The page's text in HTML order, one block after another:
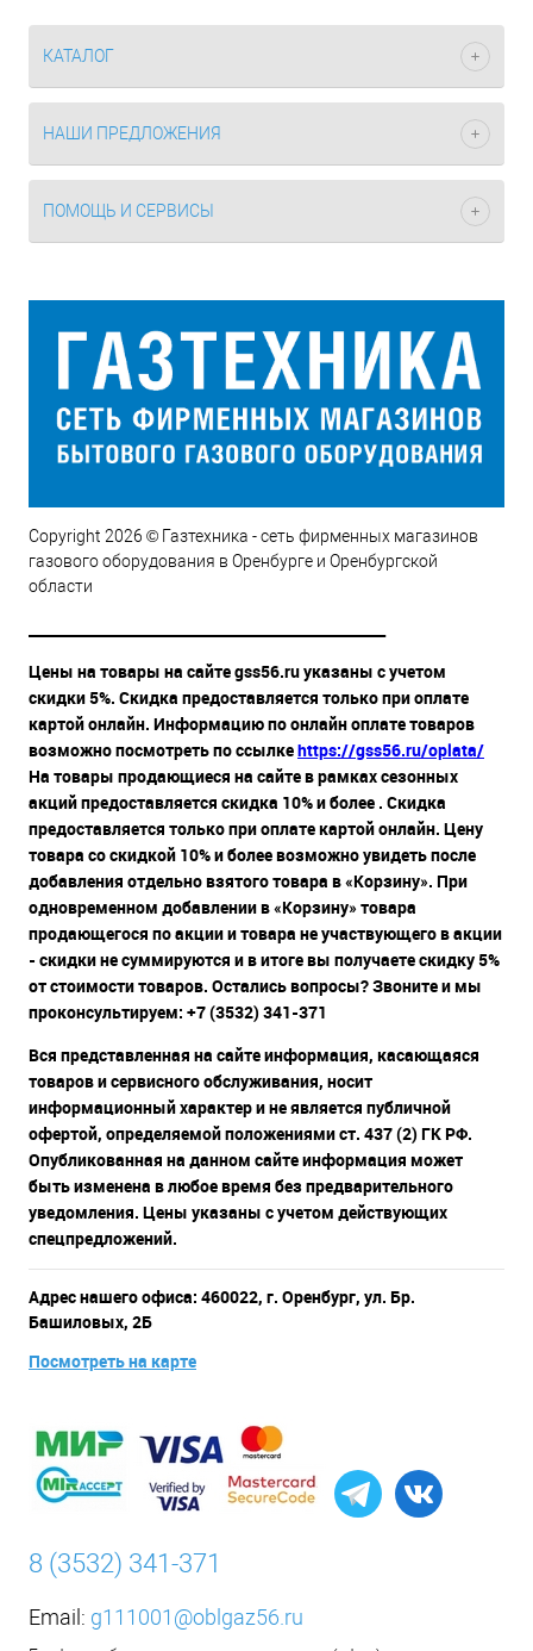
КАТАЛОГ
НАШИ ПРЕДЛОЖЕНИЯ
ПОМОЩЬ И СЕРВИСЫ
Copyright 2026 © Газтехника - сеть фирменных магазинов
газового оборудования в Оренбурге и Оренбургской
области
Цены на товары на сайте gss56.ru указаны с учетом
скидки 5%. Скидка предоставляется только при оплате
картой онлайн. Информацию по онлайн оплате товаров
возможно посмотреть по ссылкеhttps://gss56.ru/oplata/
На товары продающиеся на сайте в рамках сезонных
акций предоставляется скидка 10% и более . Скидка
предоставляется только при оплате картой онлайн. Цену
товара со скидкой 10% и более возможно увидеть после
добавления отдельно взятого товара в «Корзину». При
одновременном добавлении в «Корзину» товара
продающегося по акции и товара не участвующего в акции
- скидки не суммируются и в итоге вы получаете скидку 5%
от стоимости товаров. Остались вопросы? Звоните и мы
проконсультируем: +7 (3532) 341-371
Вся представленная на сайте информация, касающаяся
товаров и сервисного обслуживания, носит
информационный характер и не является публичной
офертой, определяемой положениями ст. 437 (2) ГК РФ.
Опубликованная на данном сайте информация может
быть изменена в любое время без предварительного
уведомления. Цены указаны с учетом действующих
спецпредложений.
Адрес нашего офиса: 460022, г. Оренбург, ул. Бр.
Башиловых, 2Б
Посмотреть на карте
8 (3532) 341-371
Email: g111001@oblgaz56.ru